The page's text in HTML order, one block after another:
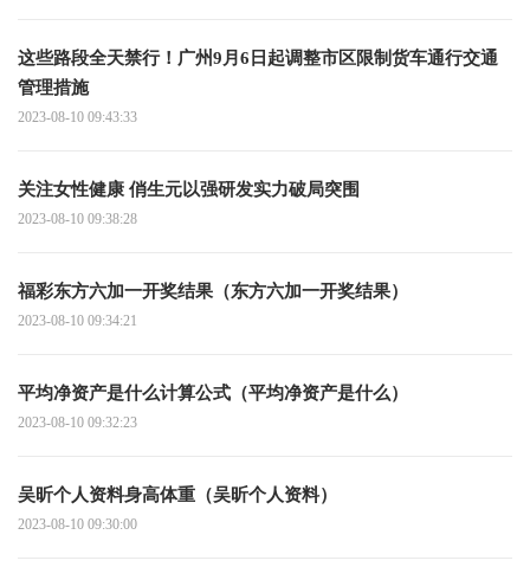
这些路段全天禁行！广州9月6日起调整市区限制货车通行交通
管理措施
2023-08-10 09:43:33
关注女性健康 俏生元以强研发实力破局突围
2023-08-10 09:38:28
福彩东方六加一开奖结果（东方六加一开奖结果）
2023-08-10 09:34:21
平均净资产是什么计算公式（平均净资产是什么）
2023-08-10 09:32:23
吴昕个人资料身高体重（吴昕个人资料）
2023-08-10 09:30:00